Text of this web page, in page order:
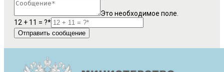
Это необходимое поле.
12 + 11 = ?*
Отправить сообщение